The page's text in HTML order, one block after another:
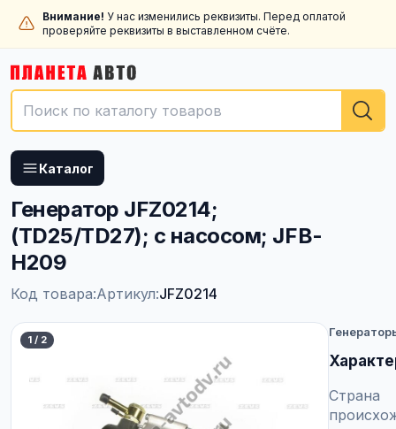
Внимание! У нас изменились реквизиты. Перед оплатой
проверяйте реквизиты в выставленном счёте.
Каталог
Генератор JFZ0214;
(TD25/TD27); с насосом; JFB-
H209
Код товара:Артикул:JFZ0214
1 / 2
Страна